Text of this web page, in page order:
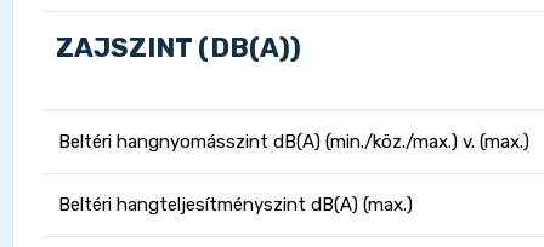
ZAJSZINT (DB(A))
Beltéri hangnyomásszint dB(A) (min./köz./max.) v. (max.)
Beltéri hangteljesítményszint dB(A) (max.)